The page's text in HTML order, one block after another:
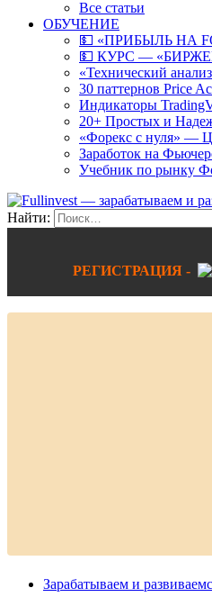
Все статьи
ОБУЧЕНИЕ
💵 «ПРИБЫЛЬ НА
💵 КУРС —
«Технический
30 паттернов Price
Индикаторы
20+ Простых и
«Форекс с нуля» —
Заработок на
Учебник по
Найти:
РЕГИСТРАЦИЯ -
Зарабатываем и